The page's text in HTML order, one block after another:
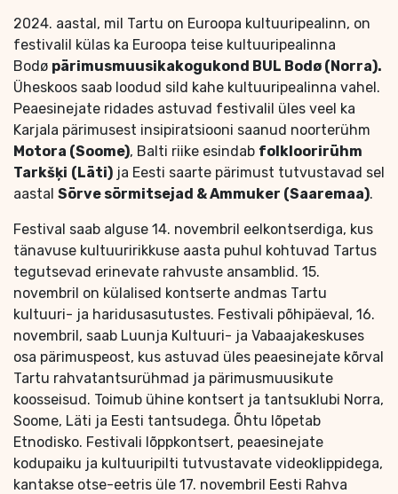
2024. aastal, mil Tartu on Euroopa kultuuripealinn, on
festivalil külas ka Euroopa teise kultuuripealinna
Bodø pärimusmuusikakogukond BUL Bodø (Norra).
Üheskoos saab loodud sild kahe kultuuripealinna vahel.
Peaesinejate ridades astuvad festivalil üles veel ka
Karjala pärimusest insipiratsiooni saanud noorterühm
Motora (Soome), Balti riike esindab folkloorirühm
Tarkšķi (Läti) ja Eesti saarte pärimust tutvustavad sel
aastal Sörve sörmitsejad & Ammuker (Saaremaa).
Festival saab alguse 14. novembril eelkontserdiga, kus
tänavuse kultuuririkkuse aasta puhul kohtuvad Tartus
tegutsevad erinevate rahvuste ansamblid. 15.
novembril on külalised kontserte andmas Tartu
kultuuri- ja haridusasutustes. Festivali põhipäeval, 16.
novembril, saab Luunja Kultuuri- ja Vabaajakeskuses
osa pärimuspeost, kus astuvad üles peaesinejate kõrval
Tartu rahvatantsurühmad ja pärimusmuusikute
koosseisud. Toimub ühine kontsert ja tantsuklubi Norra,
Soome, Läti ja Eesti tantsudega. Õhtu lõpetab
Etnodisko. Festivali lõppkontsert, peaesinejate
kodupaiku ja kultuuripilti tutvustavate videoklippidega,
kantakse otse-eetris üle 17. novembril Eesti Rahva